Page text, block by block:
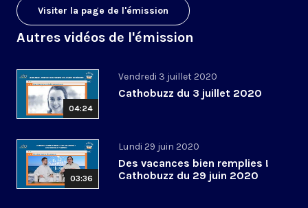
Visiter la page de l'émission
Autres vidéos de l'émission
04:24
Vendredi 3 juillet 2020
Cathobuzz du 3 juillet 2020
03:36
Lundi 29 juin 2020
Des vacances bien remplies !
Cathobuzz du 29 juin 2020